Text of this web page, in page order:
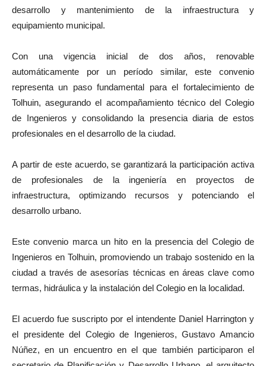
desarrollo y mantenimiento de la infraestructura y
equipamiento municipal.
Con una vigencia inicial de dos años, renovable
automáticamente por un período similar, este convenio
representa un paso fundamental para el fortalecimiento de
Tolhuin, asegurando el acompañamiento técnico del Colegio
de Ingenieros y consolidando la presencia diaria de estos
profesionales en el desarrollo de la ciudad.
A partir de este acuerdo, se garantizará la participación activa
de profesionales de la ingeniería en proyectos de
infraestructura, optimizando recursos y potenciando el
desarrollo urbano.
Este convenio marca un hito en la presencia del Colegio de
Ingenieros en Tolhuin, promoviendo un trabajo sostenido en la
ciudad a través de asesorías técnicas en áreas clave como
termas, hidráulica y la instalación del Colegio en la localidad.
El acuerdo fue suscripto por el intendente Daniel Harrington y
el presidente del Colegio de Ingenieros, Gustavo Amancio
Núñez, en un encuentro en el que también participaron el